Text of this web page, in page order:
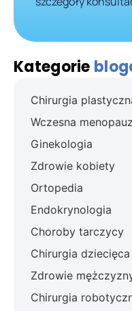
Kategorie
Chirurgia
Wczesna
Ginekologia
Zdrowie kobiety
Ortopedia
Endokrynologia
Choroby tarczycy
Chirurgia dziecięca
Zdrowie
Chirurgia